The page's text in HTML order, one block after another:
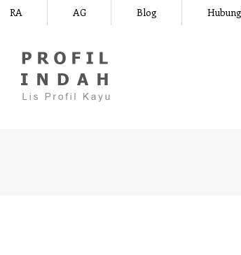
RA AG Blog